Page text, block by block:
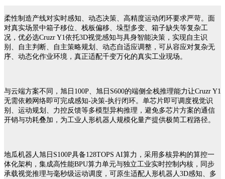
柔性制造产线对实时感知、动态决策、高精度运动闭环要求严苛。面
对真实场景中箱子移位、栈板偏移、垛型多变、箱子缺失等复杂工
况，优必选Cruzr Y1依托3D视觉感知与具身智能决策，实现自主识
别、自主判断、自主策略规划、动态自适应调整，可从容应对复杂无
序、动态化作业环境，真正适配千变万化的真实工业现场。
与云端方案不同，旭日100P、旭日S600的端侧全栈推理能力让Cruzr Y1
无需依赖网络即可完成感知-决策-执行闭环。单芯片即可调度视觉识
别、运动规划、力控反馈等多模型异构推理，避免多芯片方案的通信
开销与功耗叠加，为工业人形机器人规模化量产提供极简工程路径。
地瓜机器人旭日S100P具备128TOPS AI算力，采用多核异构的算控一
体化架构，集成高性能BPU算力单元与独立工业实时控制内核，同步
承载视觉推理与毫秒级运动调度，可原生适配人形机器人3D感知、多